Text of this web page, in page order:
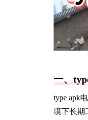
一、
type apk
境下长期